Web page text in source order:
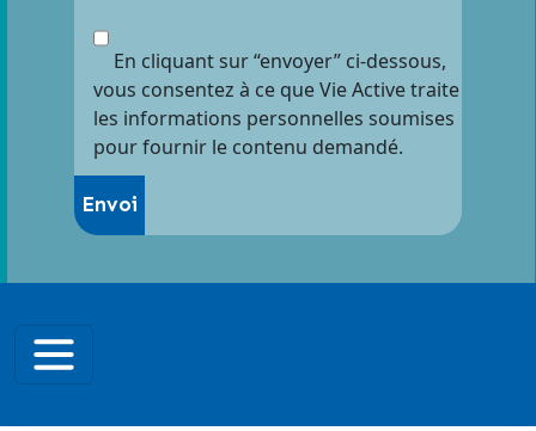
En cliquant sur “envoyer” ci-dessous,
vous consentez à ce que Vie Active traite
les informations personnelles soumises
pour fournir le contenu demandé.